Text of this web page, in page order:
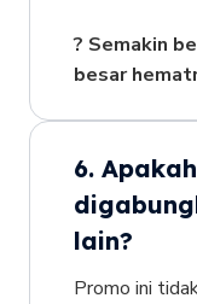
? Semakin
besar
6.
lain?
Promo ini